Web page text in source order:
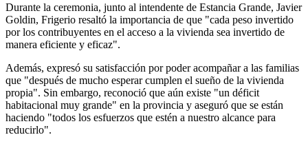
Durante la ceremonia, junto al intendente de Estancia Grande, Javier
Goldin, Frigerio resaltó la importancia de que "cada peso invertido
por los contribuyentes en el acceso a la vivienda sea invertido de
manera eficiente y eficaz".
Además, expresó su satisfacción por poder acompañar a las familias
que "después de mucho esperar cumplen el sueño de la vivienda
propia". Sin embargo, reconoció que aún existe "un déficit
habitacional muy grande" en la provincia y aseguró que se están
haciendo "todos los esfuerzos que estén a nuestro alcance para
reducirlo".